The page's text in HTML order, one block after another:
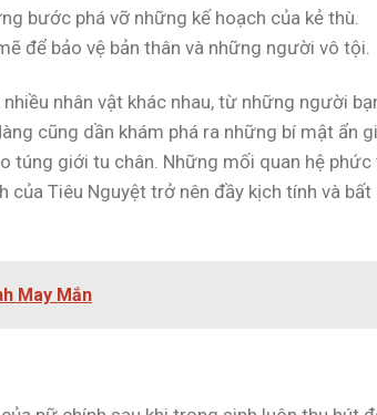
bước phá vỡ những kế hoạch của kẻ thù.
để bảo vệ bản thân và những người vô tội.
nhân vật khác nhau, từ những người
cũng dần khám phá ra những bí mật ẩn
túng giới tu chân. Những mối quan hệ phức
Tiêu Nguyệt trở nên đầy kịch tính và bất
May Mắn